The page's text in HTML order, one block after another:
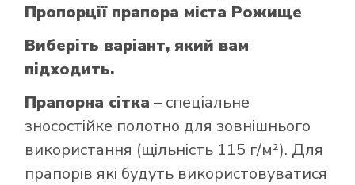
Пропорції прапора міста Рожище
Виберіть варіант, який вам
підходить.
Прапорна сітка – спеціальне
зносостійке полотно для зовнішнього
використання (щільність 115 г/м²). Для
прапорів які будуть використовуватися